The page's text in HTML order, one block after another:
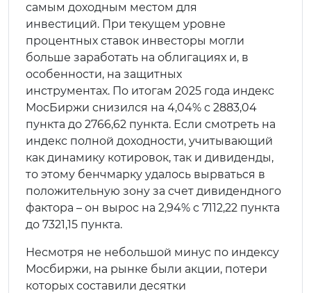
самым доходным местом для
инвестиций. При текущем уровне
процентных ставок инвесторы могли
больше заработать на облигациях и, в
особенности, на защитных
инструментах. По итогам 2025 года индекс
МосБиржи снизился на 4,04% с 2883,04
пункта до 2766,62 пункта. Если смотреть на
индекс полной доходности, учитывающий
как динамику котировок, так и дивиденды,
то этому бенчмарку удалось вырваться в
положительную зону за счет дивидендного
фактора – он вырос на 2,94% с 7112,22 пункта
до 7321,15 пункта.
Несмотря не небольшой минус по индексу
Мосбиржи, на рынке были акции, потери
которых составили десятки